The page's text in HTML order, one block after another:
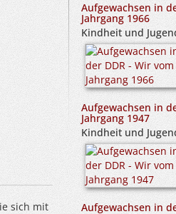
sich mit
Aufgewachsen in
Jahrgang 1966
Kindheit und
Aufgewachsen in
Jahrgang 1947
Kindheit und
Aufgewachsen in